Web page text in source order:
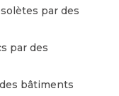
par des
par des
bâtiments